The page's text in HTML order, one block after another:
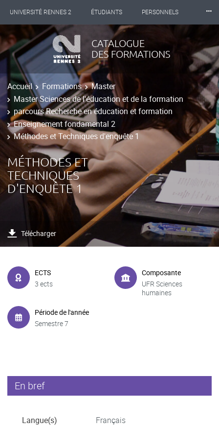
UNIVERSITÉ RENNES 2 ÉTUDIANTS PERSONNELS
INTERNATIONAL PROFESSIONNELS
LES NOUVELLES DE RENNES 2
⸱⸱⸱
CATALOGUE
DES FORMATIONS
Accueil Formations
Master
Master Sciences de l'éducation et de la formation
parcours Recherche en éducation et formation
Enseignement fondamental 2
Méthodes et Techniques d'enquête 1
MÉTHODES ET
TECHNIQUES
D'ENQUÊTE 1
Télécharger
ECTS
3 ects
Composante
UFR Sciences
humaines
Période de l'année
Semestre 7
En bref
Langue(s)
Français